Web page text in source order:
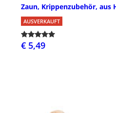
Zaun, Krippenzubehör, aus
AUSVERKAUFT
€ 5,49